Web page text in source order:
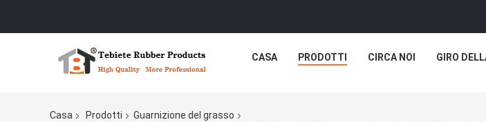
CASA PRODOTTI CIRCA NOI GIRO
Casa Prodotti
Guarnizione del grasso